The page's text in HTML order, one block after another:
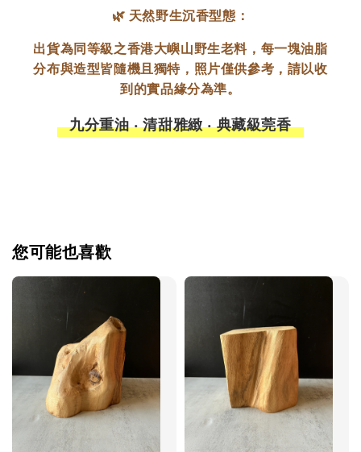
🌿 天然野生沉香型態：
出貨為同等級之香港大嶼山野生老料，每一塊油脂
分布與造型皆隨機且獨特，照片僅供參考，請以收
到的實品緣分為準。
九分重油 ‧ 清甜雅緻 ‧ 典藏級莞香
您可能也喜歡